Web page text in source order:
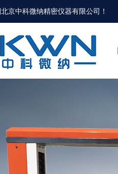
京中科微纳精密仪器有限公司！